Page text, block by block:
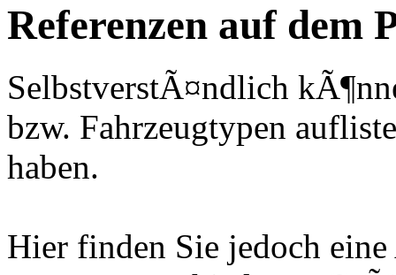
Referenzen auf dem
SelbstverstÃ¤ndlich
bzw. Fahrzeugtypen
haben.
Hier finden Sie jedoch